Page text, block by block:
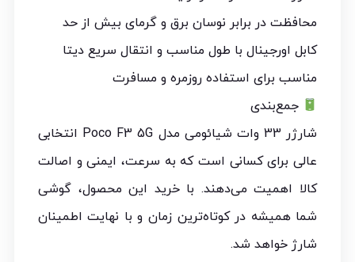
محافظت در برابر نوسان برق و گرمای بیش از حد
کابل اورجینال با طول مناسب و انتقال سریع دیتا
مناسب برای استفاده روزمره و مسافرت
جمع‌بندی
شارژر 33 وات شیائومی مدل Poco F3 5G انتخابی
عالی برای کسانی است که به سرعت، ایمنی و اصالت
کالا اهمیت می‌دهند. با خرید این محصول، گوشی
شما همیشه در کوتاه‌ترین زمان و با نهایت اطمینان
شارژ خواهد شد.